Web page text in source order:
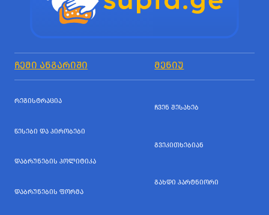
ᲩᲔᲛᲘ ᲐᲜᲒᲐᲠᲘᲨᲘ ᲛᲔᲜᲘᲣ
ᲠᲔᲒᲘᲡᲢᲠᲐᲪᲘᲐ
ᲬᲔᲡᲔᲑᲘ ᲓᲐ ᲞᲘᲠᲝᲑᲔᲑᲘ
ᲓᲐᲑᲠᲣᲜᲔᲑᲘᲡ ᲞᲝᲚᲘᲢᲘᲙᲐ
ᲓᲐᲑᲠᲣᲜᲔᲑᲘᲡ ᲤᲝᲠᲛᲐ
ᲩᲕᲔᲜ ᲨᲔᲡᲐᲮᲔᲑ
ᲒᲕᲔᲙᲘᲗᲮᲔᲑᲘᲐᲜ
ᲒᲐᲮᲓᲘ ᲞᲐᲠᲢᲜᲘᲝᲠᲘ